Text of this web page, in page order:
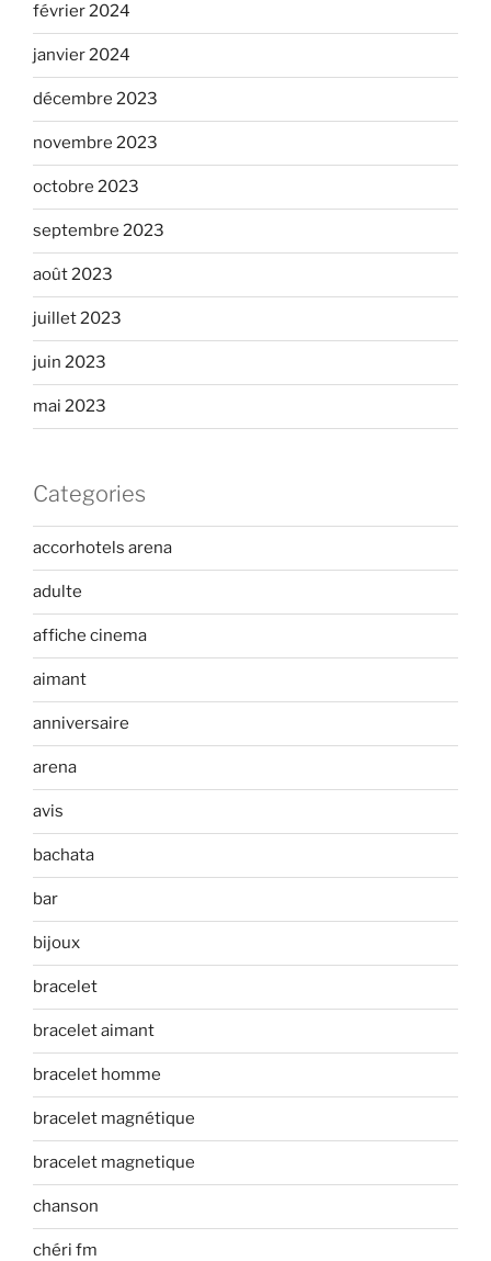
février 2024
janvier 2024
décembre 2023
novembre 2023
octobre 2023
septembre 2023
août 2023
juillet 2023
juin 2023
mai 2023
Categories
accorhotels arena
adulte
affiche cinema
aimant
anniversaire
arena
avis
bachata
bar
bijoux
bracelet
bracelet aimant
bracelet homme
bracelet magnétique
bracelet magnetique
chanson
chéri fm